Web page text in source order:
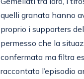
quelli granata hanno
proprio i supporters
permesso che la
confermata ma filtra
raccontato l’episodio